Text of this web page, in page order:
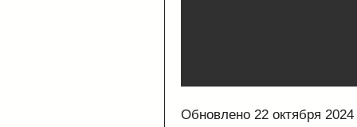
Обновлено 22 октября 2024